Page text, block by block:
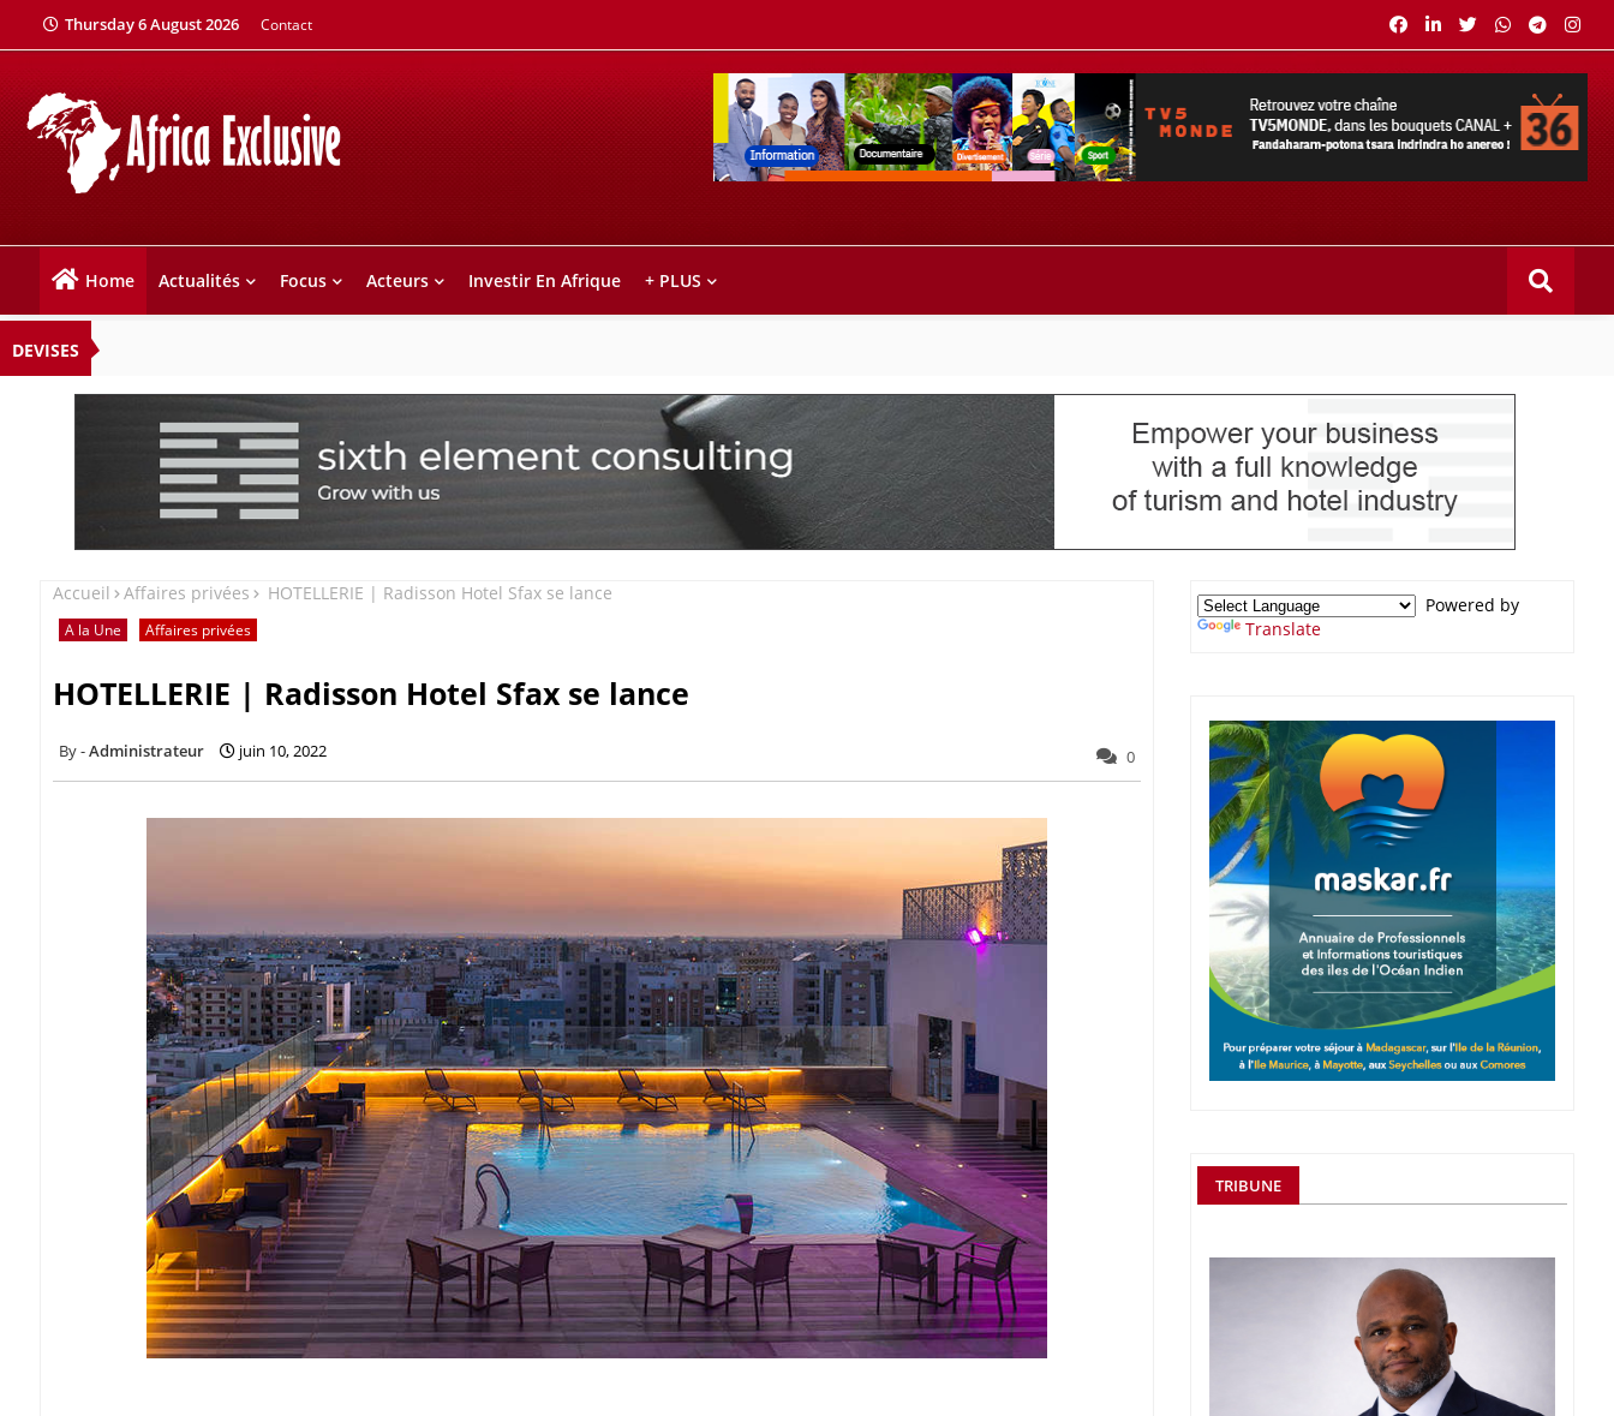
Thursday 6 August 2026 Contact
Home Actualités Focus Acteurs Investir En Afrique + PLUS
DEVISES
Accueil Affaires privées HOTELLERIE | Radisson Hotel Sfax se lance
A la Une Affaires privées
HOTELLERIE | Radisson Hotel Sfax se lance
Administrateur juin 10, 2022 0
Powered by
Translate
TRIBUNE